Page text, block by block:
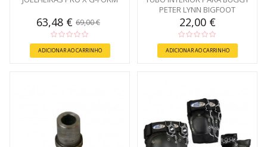
63,48 € 69,00 €
ADICIONAR AO CARRINHO
PETER LYNN BIGFOOT
22,00 €
ADICIONAR AO CARRINHO